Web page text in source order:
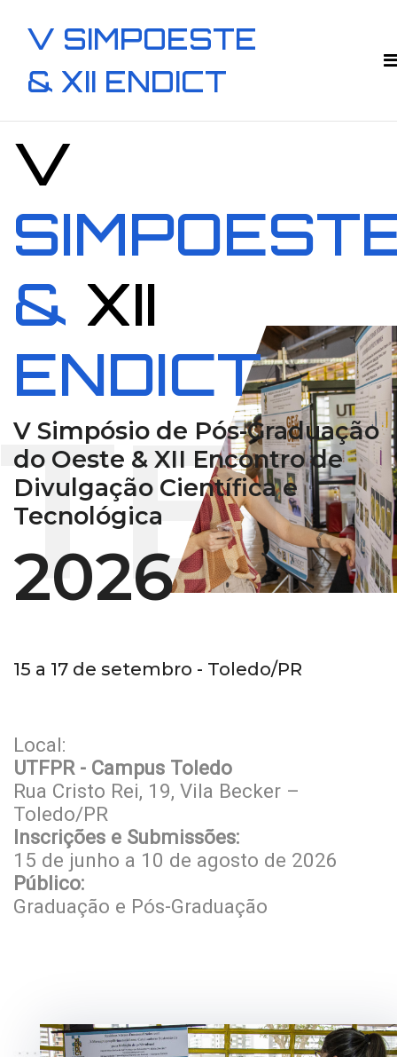
V SIMPOESTE
& XII ENDICT
V
& XII
ENDICT
V Simpósio de Pós-Graduação
do Oeste & XII Encontro de
Divulgação Científica e
Tecnológica
2026
15 a 17 de setembro - Toledo/PR
Local:
UTFPR - Campus Toledo
Rua Cristo Rei, 19, Vila Becker –
Toledo/PR
Inscrições e Submissões:
15 de junho a 10 de agosto de 2026
Público:
Graduação e Pós-Graduação